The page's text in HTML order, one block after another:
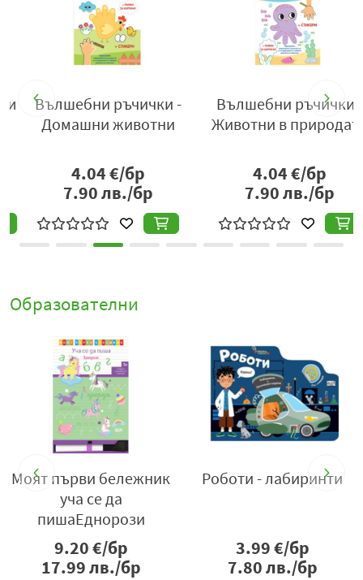
Вълшебни ръчички -
Домашни животни
4.04€/бр
7.90лв./бр
Вълшебни ръчички -
Животни в природата
4.04€/бр
7.90лв./бр
Образователни
Моят първи бележник
уча се да
пишаЕднорози
9.20€/бр
17.99лв./бр
Роботи - лабиринти
3.99€/бр
7.80лв./бр